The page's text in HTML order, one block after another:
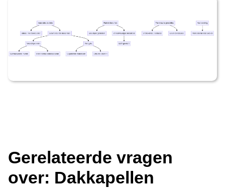
Gerelateerde vragen
over: Dakkapellen